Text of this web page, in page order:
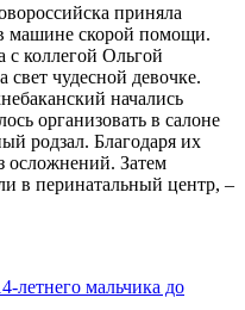
приняла
машине скорой помощи.
с коллегой Ольгой
чудесной девочке.
начались
организовать в салоне
родзал. Благодаря их
осложнений. Затем
в перинатальный центр, –
летнего мальчика до